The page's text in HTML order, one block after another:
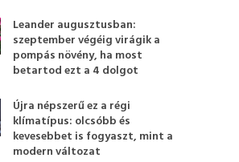
Leander augusztusban:
szeptember végéig virágik a
pompás növény, ha most
betartod ezt a 4 dolgot
Újra népszerű ez a régi
klímatípus: olcsóbb és
kevesebbet is fogyaszt, mint a
modern változat